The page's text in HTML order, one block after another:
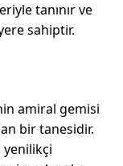
tanınır ve
sahiptir.
amiral gemisi
bir tanesidir.
yenilikçi